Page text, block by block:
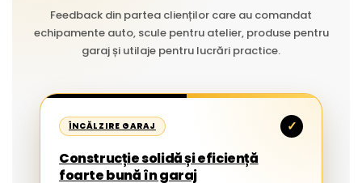
Feedback din partea clienților care au comandat
echipamente auto, scule pentru atelier, produse pentru
garaj și utilaje pentru lucrări practice.
ÎNCĂLZIRE GARAJ ✓
Construcție solidă și eficiență
foarte bună în garaj